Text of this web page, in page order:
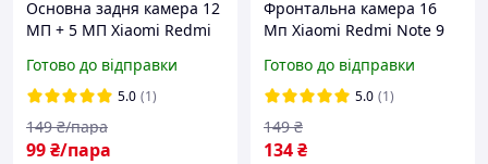
Основна задня камера 12
МП + 5 МП Xiaomi Redmi
Готово до відправки
5.0 (1)
99₴/пара
149 ₴/пара
Фронтальна камера 16
Мп Xiaomi Redmi Note 9
Готово до відправки
5.0 (1)
134₴
149 ₴